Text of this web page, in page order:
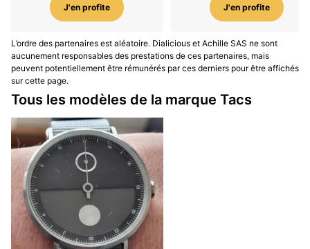
J'en profite J'en profite
L’ordre des partenaires est aléatoire. Dialicious et Achille SAS ne sont
aucunement responsables des prestations de ces partenaires, mais
peuvent potentiellement être rémunérés par ces derniers pour être affichés
sur cette page.
Tous les modèles de la marque Tacs